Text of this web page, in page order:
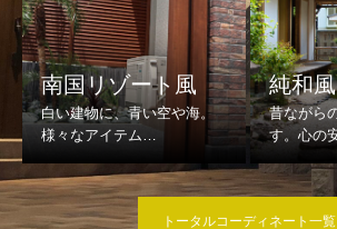
南国リゾート風 純和風
トータルコーディネート一覧